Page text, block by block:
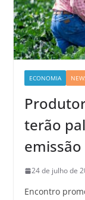
ECONOMIA
terão
24 de julho de
Encontro